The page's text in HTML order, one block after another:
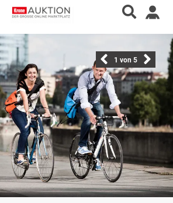
1 von 5